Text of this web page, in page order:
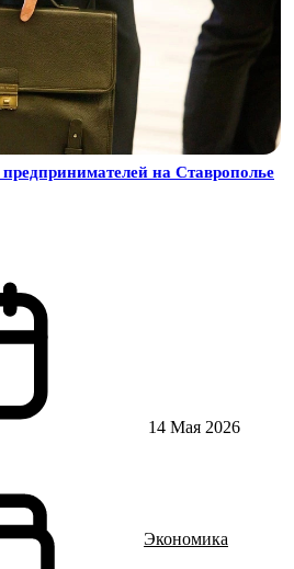
на Ставрополье
14 Мая 2026
Экономика